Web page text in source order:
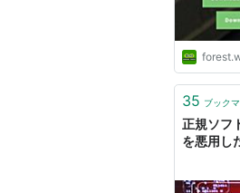
35 ブック
正規ソフ
を悪用し